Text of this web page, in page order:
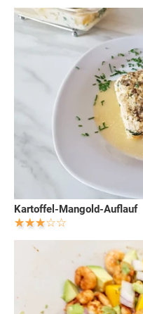
Kartoffel-Mangold-Auflauf